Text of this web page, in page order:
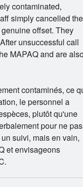
contaminated,
simply cancelled the
offset. They
unsuccessful call
MAPAQ and are
contaminés, ce
le personnel a
plutôt qu'une
pour ne pas
suivi, mais en vain,
et envisageons